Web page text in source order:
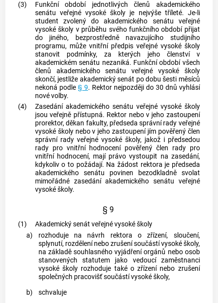
(3)
Funkční období jednotlivých členů akademického
senátu veřejné vysoké školy je nejvýše tříleté. Je-li
student zvolený do akademického senátu veřejné
vysoké školy v průběhu svého funkčního období přijat
do jiného, bezprostředně navazujícího studijního
programu, může vnitřní předpis veřejné vysoké školy
stanovit podmínky, za kterých jeho členství v
akademickém senátu nezaniká. Funkční období všech
členů akademického senátu veřejné vysoké školy
skončí, jestliže akademický senát po dobu šesti měsíců
nekoná podle § 9. Rektor nejpozději do 30 dnů vyhlásí
nové volby.
(4)
Zasedání akademického senátu veřejné vysoké školy
jsou veřejně přístupná. Rektor nebo v jeho zastoupení
prorektor, děkan fakulty, předseda správní rady veřejné
vysoké školy nebo v jeho zastoupení jím pověřený člen
správní rady veřejné vysoké školy, jakož i předsedou
rady pro vnitřní hodnocení pověřený člen rady pro
vnitřní hodnocení, mají právo vystoupit na zasedání,
kdykoliv o to požádají. Na žádost rektora je předseda
akademického senátu povinen bezodkladně svolat
mimořádné zasedání akademického senátu veřejné
vysoké školy.
§ 9
(1)
Akademický senát veřejné vysoké školy
a)
rozhoduje na návrh rektora o zřízení, sloučení,
splynutí, rozdělení nebo zrušení součástí vysoké školy,
na základě souhlasného vyjádření orgánů nebo osob
stanovených statutem jako vedoucí zaměstnanci
vysoké školy rozhoduje také o zřízení nebo zrušení
společných pracovišť součástí vysoké školy,
b)
schvaluje